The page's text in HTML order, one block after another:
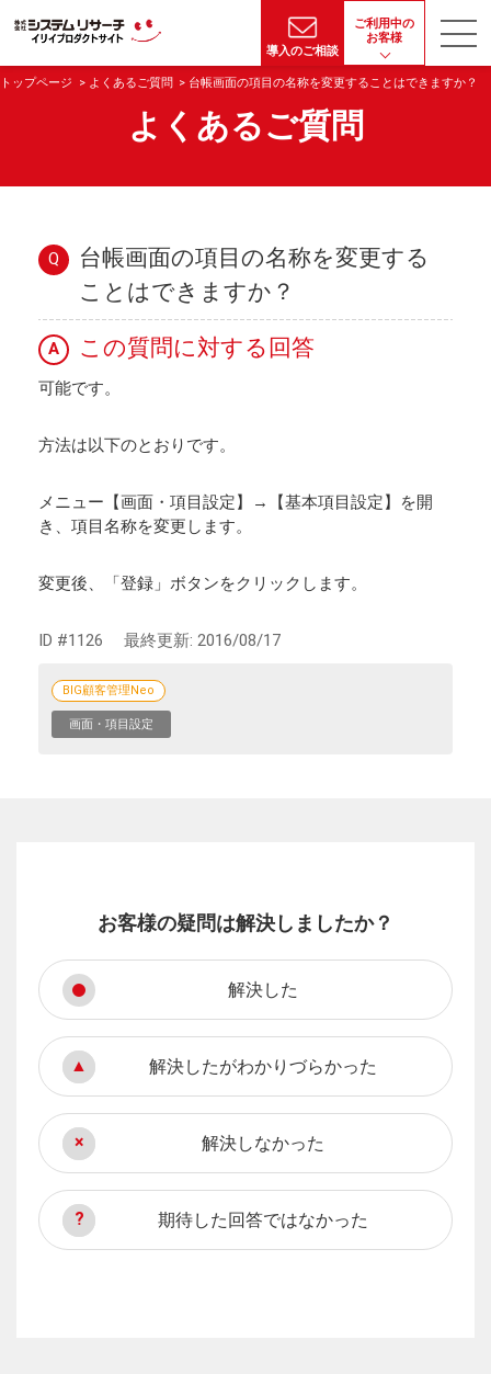
導入のご相談
ご利用中の
お客様
トップページ よくあるご質問 台帳画面の項目の名称を変更することはできますか？
よくあるご質問
Q
台帳画面の項目の名称を変更する
ことはできますか？
A この質問に対する回答
可能です。
方法は以下のとおりです。
メニュー【画面・項目設定】→【基本項目設定】を開
き、項目名称を変更します。
変更後、「登録」ボタンをクリックします。
ID #1126 最終更新: 2016/08/17
BIG顧客管理Neo
画面・項目設定
お客様の疑問は解決しましたか？
解決した
解決したがわかりづらかった
解決しなかった
期待した回答ではなかった